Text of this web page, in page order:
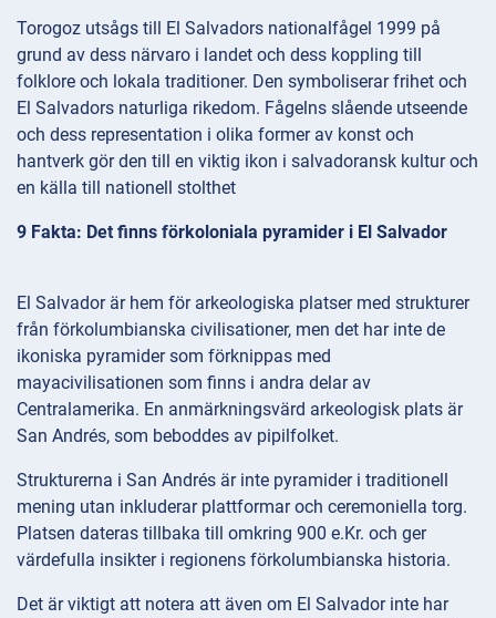
Torogoz utsågs till El Salvadors nationalfågel 1999 på
grund av dess närvaro i landet och dess koppling till
folklore och lokala traditioner. Den symboliserar frihet och
El Salvadors naturliga rikedom. Fågelns slående utseende
och dess representation i olika former av konst och
hantverk gör den till en viktig ikon i salvadoransk kultur och
en källa till nationell stolthet
9 Fakta: Det finns förkoloniala pyramider i El Salvador
El Salvador är hem för arkeologiska platser med strukturer
från förkolumbianska civilisationer, men det har inte de
ikoniska pyramider som förknippas med
mayacivilisationen som finns i andra delar av
Centralamerika. En anmärkningsvärd arkeologisk plats är
San Andrés, som beboddes av pipilfolket.
Strukturerna i San Andrés är inte pyramider i traditionell
mening utan inkluderar plattformar och ceremoniella torg.
Platsen dateras tillbaka till omkring 900 e.Kr. och ger
värdefulla insikter i regionens förkolumbianska historia.
Det är viktigt att notera att även om El Salvador inte har